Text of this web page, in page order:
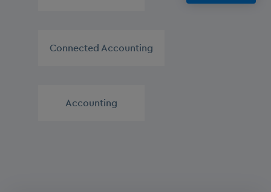
Connected Accounting
Accounting